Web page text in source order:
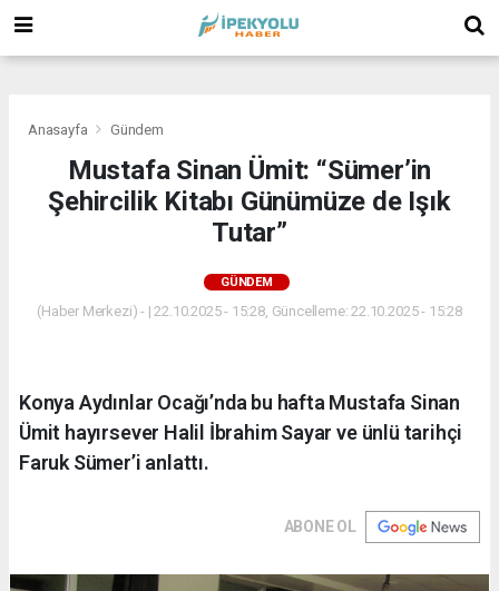
Anasayfa Gündem
Mustafa Sinan Ümit: “Sümer’in
Şehircilik Kitabı Günümüze de Işık
Tutar”
GÜNDEM
(Haber Merkezi) - | 22.10.2025 - 15:28, Güncelleme: 22.10.2025 - 15:28
Konya Aydınlar Ocağı’nda bu hafta Mustafa Sinan
Ümit hayırsever Halil İbrahim Sayar ve ünlü tarihçi
Faruk Sümer’i anlattı.
ABONE OL